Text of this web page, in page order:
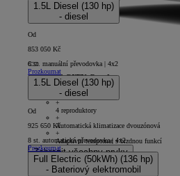
PROACE CITY Comfort
5D - Panel Van Short
+
4 reproduktory
+
Automatická klimatizace dvouzónová
+
Adaptivní tempomat s brzdnou funkcí
Zobrazit všechny prvky
1.5L Diesel (130 hp)
- diesel
Od
853 050 Kč
6 st. manuální převodovka | 4x2
Prozkoumat
1.5L Diesel (130 hp)
- diesel
Od
925 650 Kč
8 st. automatická převodovka | 4x2
Prozkoumat
Full Electric (50kWh) (136 hp)
- Bateriový elektromobil